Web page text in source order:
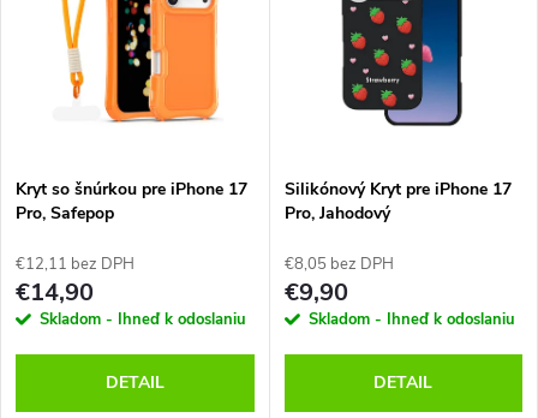
o
v
v
Kryt so šnúrkou pre iPhone 17
Pro, Safepop
€12,11 bez DPH
€14,90
Skladom - Ihneď k odoslaniu
DETAIL
Silikónový Kryt pre iPhone 17
Pro, Jahodový
€8,05 bez DPH
€9,90
Skladom - Ihneď k odoslaniu
DETAIL